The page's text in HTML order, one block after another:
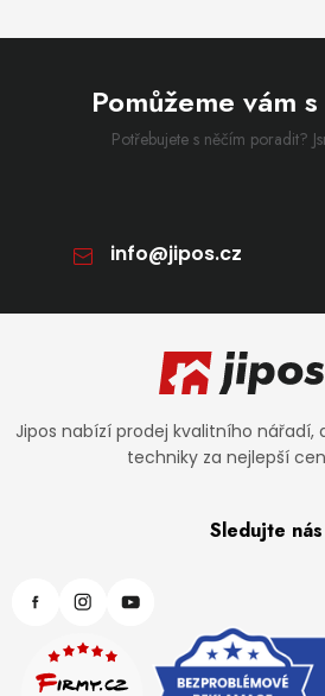
Pomůžeme vám
Potřebujete s něčím poradit?
info@jipos.cz
Zápatí
Jipos nabízí prodej kvalitního
techniky za nejlepší
Sledujte nás